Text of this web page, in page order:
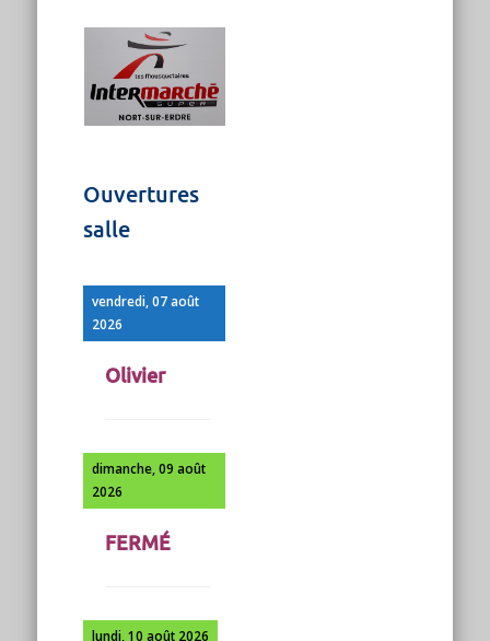
Ouvertures
salle
vendredi, 07 août
2026
Olivier
dimanche, 09 août
2026
FERMÉ
lundi, 10 août 2026